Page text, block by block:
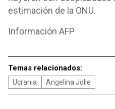
estimación de la ONU.
Información AFP
Temas relacionados:
Ucrania Angelina Jolie